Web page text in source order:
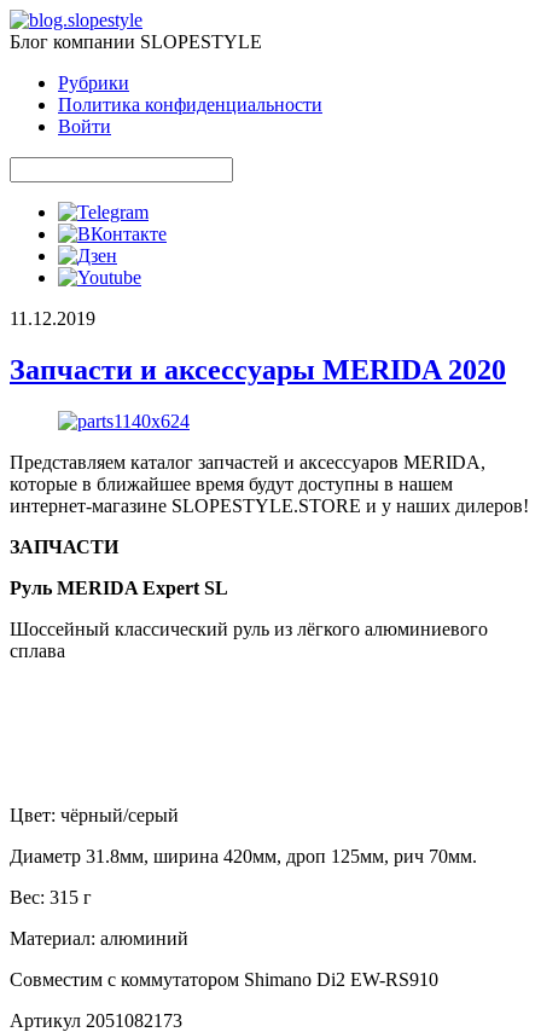
Блог компании SLOPESTYLE
Рубрики
Политика конфиденциальности
Войти
11.12.2019
Запчасти и аксессуары MERIDA 2020
Представляем каталог запчастей и аксессуаров MERIDA,
которые в ближайшее время будут доступны в нашем
интернет-магазине SLOPESTYLE.STORE и у наших дилеров!
ЗАПЧАСТИ
Руль MERIDA Expert SL
Шоссейный классический руль из лёгкого алюминиевого
сплава
Цвет: чёрный/серый
Диаметр 31.8мм, ширина 420мм, дроп 125мм, рич 70мм.
Вес: 315 г
Материал: алюминий
Совместим с коммутатором Shimano Di2 EW-RS910
Артикул 2051082173